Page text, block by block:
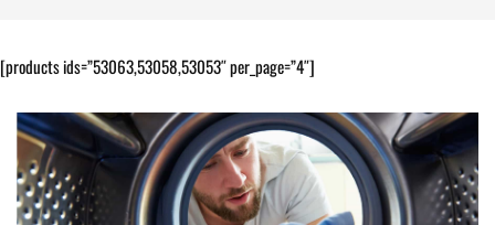
[products ids=”53063,53058,53053″ per_page=”4″]